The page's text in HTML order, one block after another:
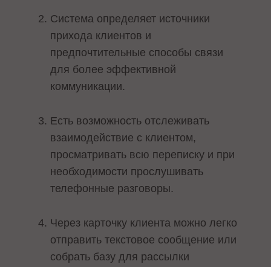
Система определяет источники
прихода клиентов и
предпочтительные способы связи
для более эффективной
коммуникации.
Есть возможность отслеживать
взаимодействие с клиентом,
просматривать всю переписку и при
необходимости прослушивать
телефонные разговоры.
Через карточку клиента можно легко
отправить текстовое сообщение или
собрать базу для рассылки